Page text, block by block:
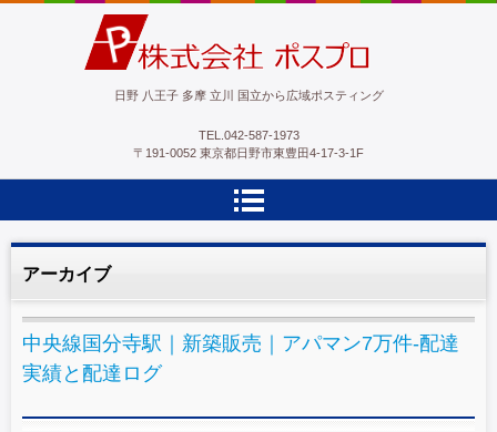
ポスプロ|GPSポスティング100％
日野 八王子 多摩 立川 国立から広域ポスティング
TEL. 042-587-1973
〒191-0052 東京都日野市東豊田4-17-3-1F
アーカイブ
中央線国分寺駅｜新築販売｜アパマン7万件-配達
実績と配達ログ